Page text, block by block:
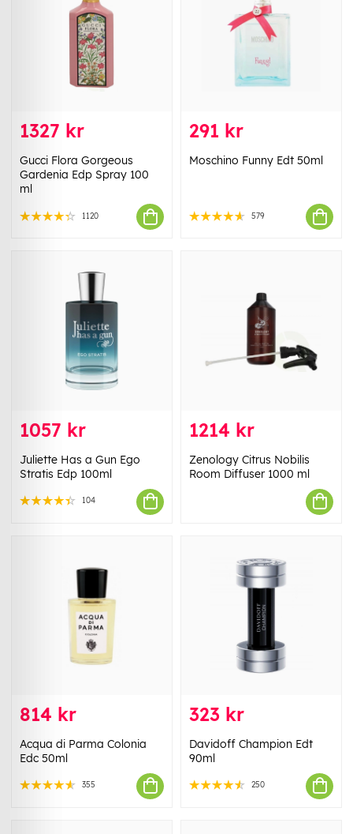
1327 kr
Gucci Flora Gorgeous
Gardenia Edp Spray 100
ml
1120
291 kr
Moschino Funny Edt 50ml
579
1057 kr
Juliette Has a Gun Ego
Stratis Edp 100ml
104
1214 kr
Zenology Citrus Nobilis
Room Diffuser 1000 ml
814 kr
Acqua di Parma Colonia
Edc 50ml
355
323 kr
Davidoff Champion Edt
90ml
250